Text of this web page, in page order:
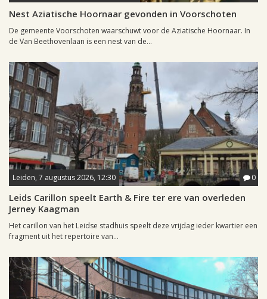
Nest Aziatische Hoornaar gevonden in Voorschoten
De gemeente Voorschoten waarschuwt voor de Aziatische Hoornaar. In
de Van Beethovenlaan is een nest van de...
Leiden, 7 augustus 2026, 12:30 0
Leids Carillon speelt Earth & Fire ter ere van overleden
Jerney Kaagman
Het carillon van het Leidse stadhuis speelt deze vrijdag ieder kwartier een
fragment uit het repertoire van...